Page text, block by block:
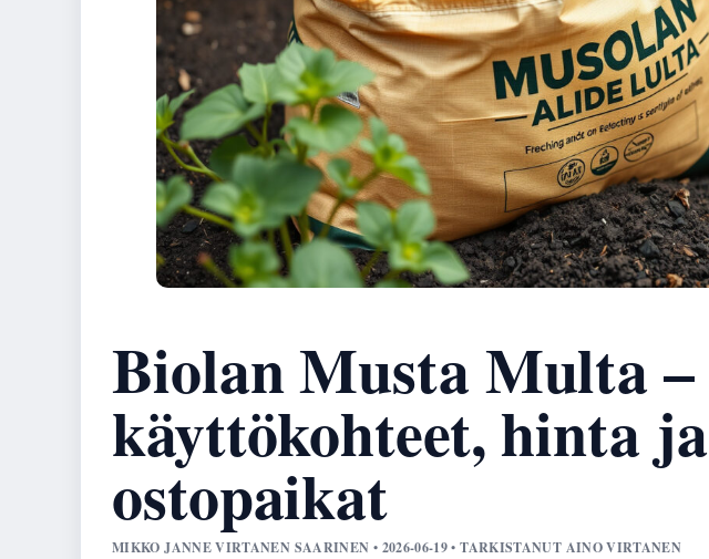
Biolan Musta Multa –
käyttökohteet, hinta ja
ostopaikat
MIKKO JANNE VIRTANEN SAARINEN • 2026-06-19 • TARKISTANUT AINO VIRTANEN